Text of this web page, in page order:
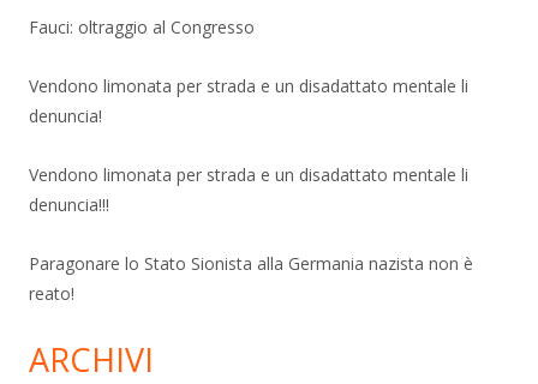
Fauci: oltraggio al Congresso
Vendono limonata per strada e un disadattato mentale li
denuncia!
Vendono limonata per strada e un disadattato mentale li
denuncia!!!
Paragonare lo Stato Sionista alla Germania nazista non è
reato!
ARCHIVI